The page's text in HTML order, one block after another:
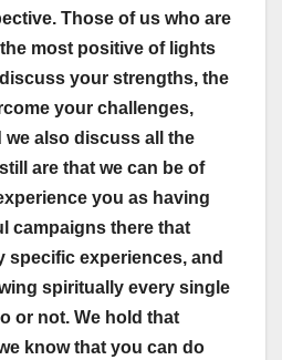
Those of us who are
most positive of lights
your strengths, the
your challenges,
also discuss all the
are that we can be of
you as having
campaigns there that
specific experiences, and
spiritually every single
or not. We hold that
know that you can do